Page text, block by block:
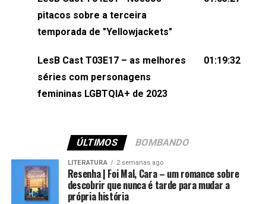
(⁠⁠⁠⁠@brunarfentanes⁠⁠⁠⁠) e Pollyelly FlorêncioEdição de
Naiady Machado
pitacos sobre a terceira
temporada de "Yellowjackets"
LesB Cast T03E17 – as melhores
séries com personagens
femininas LGBTQIA+ de 2023
01:19:32
ÚLTIMOS BOMBANDO
LITERATURA 2 semanas ago
Resenha | Foi Mal, Cara – um romance sobre
descobrir que nunca é tarde para mudar a
própria história